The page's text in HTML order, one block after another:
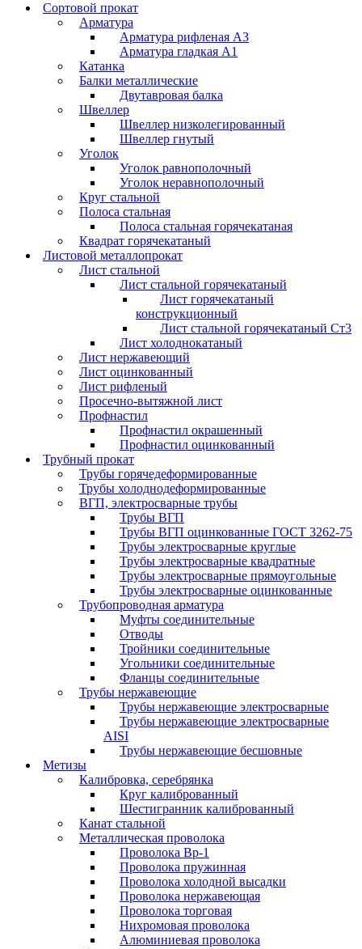
Сортовой прокат
Арматура
Арматура рифленая А3
Арматура гладкая А1
Катанка
Балки металлические
Двутавровая балка
Швеллер
Швеллер низколегированный
Швеллер гнутый
Уголок
Уголок равнополочный
Уголок неравнополочный
Круг стальной
Полоса стальная
Полоса стальная горячекатаная
Квадрат горячекатаный
Листовой металлопрокат
Лист стальной
Лист стальной горячекатаный
Лист горячекатаный
конструкционный
Лист стальной горячекатаный Ст3
Лист холоднокатаный
Лист нержавеющий
Лист оцинкованный
Лист рифленый
Просечно-вытяжной лист
Профнастил
Профнастил окрашенный
Профнастил оцинкованный
Трубный прокат
Трубы горячедеформированные
Трубы холоднодеформированные
ВГП, электросварные трубы
Трубы ВГП
Трубы ВГП оцинкованные ГОСТ 3262-75
Трубы электросварные круглые
Трубы электросварные квадратные
Трубы электросварные прямоугольные
Трубы электросварные оцинкованные
Трубопроводная арматура
Муфты соединительные
Отводы
Тройники соединительные
Угольники соединительные
Фланцы соединительные
Трубы нержавеющие
Трубы нержавеющие электросварные
Трубы нержавеющие электросварные
AISI
Трубы нержавеющие бесшовные
Метизы
Калибровка, серебрянка
Круг калиброванный
Шестигранник калиброванный
Канат стальной
Металлическая проволока
Проволока Вр-1
Проволока пружинная
Проволока холодной высадки
Проволока нержавеющая
Проволока торговая
Нихромовая проволока
Алюминиевая проволока